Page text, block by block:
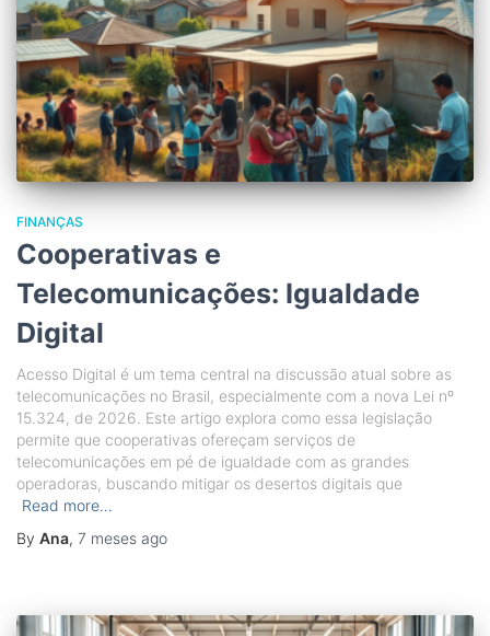
FINANÇAS
Cooperativas e
Telecomunicações: Igualdade
Digital
Acesso Digital é um tema central na discussão atual sobre as
telecomunicações no Brasil, especialmente com a nova Lei nº
15.324, de 2026. Este artigo explora como essa legislação
permite que cooperativas ofereçam serviços de
telecomunicações em pé de igualdade com as grandes
operadoras, buscando mitigar os desertos digitais que
Read more…
By Ana, 7 meses ago